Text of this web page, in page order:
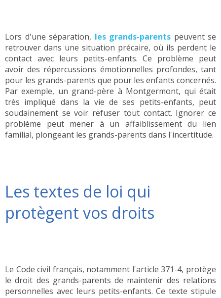
Lors d'une séparation, les grands-parents peuvent se
retrouver dans une situation précaire, où ils perdent le
contact avec leurs petits-enfants. Ce problème peut
avoir des répercussions émotionnelles profondes, tant
pour les grands-parents que pour les enfants concernés.
Par exemple, un grand-père à Montgermont, qui était
très impliqué dans la vie de ses petits-enfants, peut
soudainement se voir refuser tout contact. Ignorer ce
problème peut mener à un affaiblissement du lien
familial, plongeant les grands-parents dans l'incertitude.
Les textes de loi qui
protègent vos droits
Le Code civil français, notamment l'article 371-4, protège
le droit des grands-parents de maintenir des relations
personnelles avec leurs petits-enfants. Ce texte stipule